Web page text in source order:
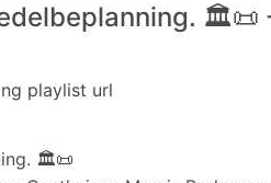
🏛️📜
playlist url
🏛️📜